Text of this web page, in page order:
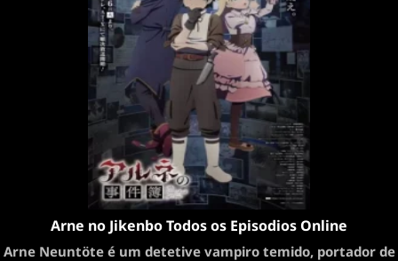
Arne no Jikenbo Todos os Episodios Online
Arne Neuntöte é um detetive vampiro temido, portador de